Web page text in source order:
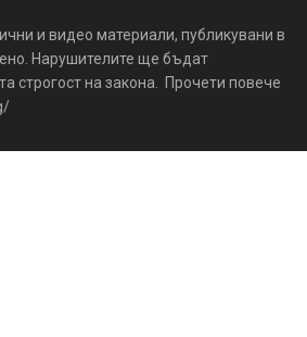
и видео материали, публикувани в
Нарушителите ще бъдат
строгост на закона. Прочети повече